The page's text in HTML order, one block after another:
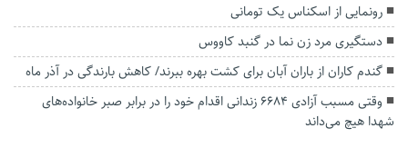
رونمایی از اسکناس یک تومانی
دستگیری مرد زن نما در گنبد کاووس
گندم کاران از باران آبان برای کشت بهره ببرند/ کاهش بارندگی در آذر ماه
وقتی مسبب آزادی ۶۶۸۴ زندانی اقدام خود را در برابر صبر خانواده‌های
شهدا هیچ می‌داند